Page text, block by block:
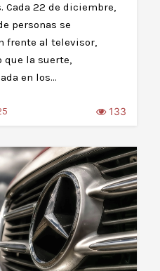
Cada 22 de diciembre,
personas se
frente al televisor,
que la suerte,
en los…
133